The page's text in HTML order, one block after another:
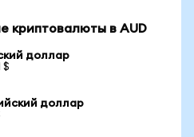
криптовалюты в AUD
доллар
$
доллар